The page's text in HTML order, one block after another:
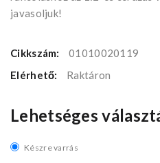
javasoljuk!
Cikkszám:
01010020119
Elérhető:
Raktáron
Lehetséges
Készre varrás